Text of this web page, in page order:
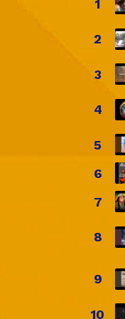
1
2
3
4
5
6
7
8
9
10